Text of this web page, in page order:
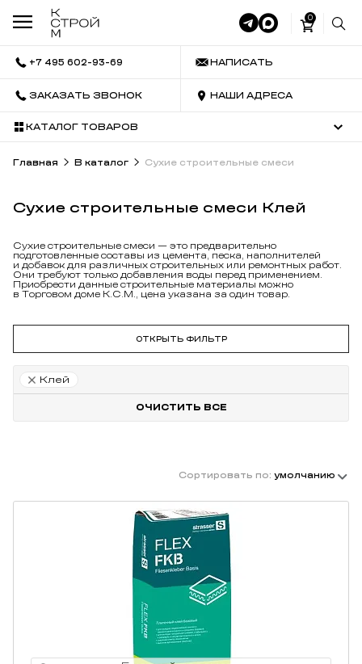
0
+7 495 602-93-69 НАПИСАТЬ
ЗАКАЗАТЬ ЗВОНОК НАШИ АДРЕСА
КАТАЛОГ ТОВАРОВ
Главная В каталог Сухие строительные смеси
Сухие строительные смеси Клей
Сухие строительные смеси — это предварительно
подготовленные составы из цемента, песка, наполнителей
и добавок для различных строительных или ремонтных работ.
Они требуют только добавления воды перед применением.
Приобрести данные строительные материалы можно
в Торговом доме К.С.М., цена указана за один товар.
ОТКРЫТЬ ФИЛЬТР
Клей
ОЧИСТИТЬ ВСЕ
Сортировать по:умолчанию